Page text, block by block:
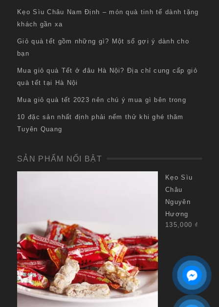
Kẹo Sìu Châu Nam Định – món quà tinh tế dành tặng
khách gần xa
Giỏ quà tết gồm những gì? Một số gợi ý dành cho
bạn
Mua giỏ quà Tết ở đâu Hà Nội? Địa chỉ cung cấp giỏ
quà tết tại Hà Nội
Mua giỏ quà tết 2023 nên chú ý mua gì bên trong
10 đặc sản nhất định phải nếm thử khi ghé thăm
Tuyên Quang
SẢN PHẨM NỔI BẬT
Kẹo Sìu
Châu
Nguyên
Hương
135,000 ₫